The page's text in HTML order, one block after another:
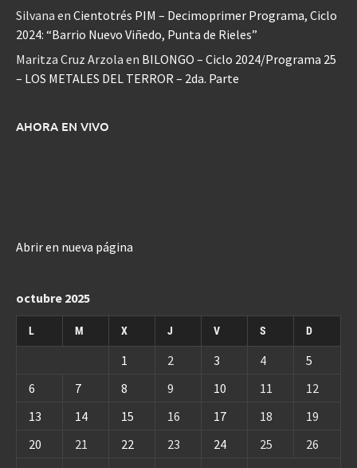
Silvana en Cientotrés PIM – Decimoprimer Programa, Ciclo
2024: “Barrio Nuevo Viñedo, Punta de Rieles”
Maritza Cruz Arzola en BILONGO – Ciclo 2024/Programa 25
– LOS METALES DEL TERROR – 2da. Parte
AHORA EN VIVO
Abrir en nueva página
octubre 2025
L M X J V S D
1 2 3 4
5
6
7 8 9 10 11
12
13
14 15 16 17 18
19
20
21 22 23 24 25
26